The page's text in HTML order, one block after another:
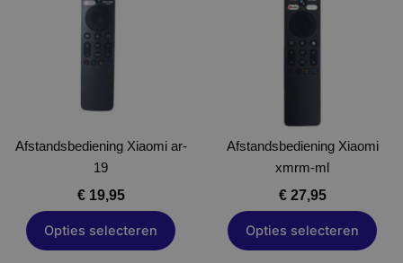
Afstandsbediening Xiaomi ar-
19
€19,95
Opties selecteren
Deze
kan
worden
op
de
productpagina
Afstandsbediening Xiaomi
xmrm-ml
€27,95
Opties selecteren
variaties.
Deze
gekozen
worden
op
de
productpagina